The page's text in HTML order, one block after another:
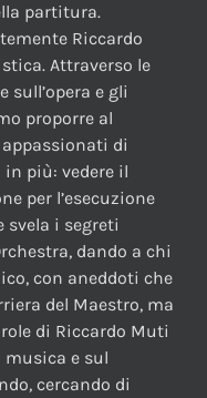
partitura.
Riccardo
Attraverso le
sull’opera e gli
proporre al
di
più: vedere il
per l’esecuzione
svela i segreti
dando a chi
con aneddoti che
del Maestro, ma
di Riccardo Muti
e sul
cercando di